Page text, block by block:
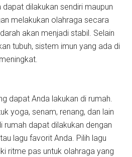
dapat dilakukan sendiri maupun
melakukan olahraga secara
akan menjadi stabil. Selain
tubuh, sistem imun yang ada di
dapat Anda lakukan di rumah.
yoga, senam, renang, dan lain
rumah dapat dilakukan dengan
lagu favorit Anda. Pilih lagu
ritme pas untuk olahraga yang